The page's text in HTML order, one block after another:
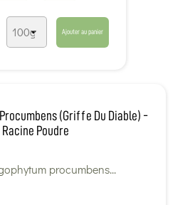
Ajouter au panier
(Griffe Du Diable) -
Racine Poudre